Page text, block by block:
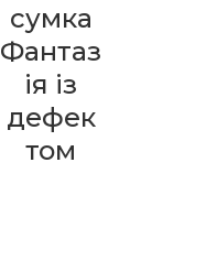
сумка
Фантаз
ія із
дефек
том